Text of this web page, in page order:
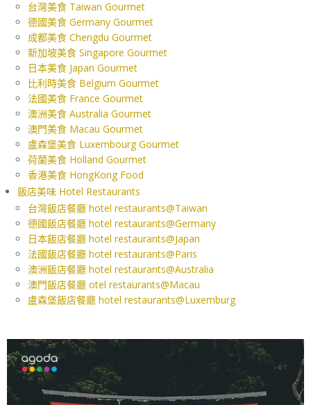
台灣美食 Taiwan Gourmet
德國美食 Germany Gourmet
成都美食 Chengdu Gourmet
新加坡美食 Singapore Gourmet
日本美食 Japan Gourmet
比利時美食 Belgium Gourmet
法國美食 France Gourmet
澳洲美食 Australia Gourmet
澳門美食 Macau Gourmet
盧森堡美食 Luxembourg Gourmet
荷蘭美食 Holland Gourmet
香港美食 HongKong Food
飯店美味 Hotel Restaurants
台灣飯店餐廳 hotel restaurants@Taiwan
德國飯店餐廳 hotel restaurants@Germany
日本飯店餐廳 hotel restaurants@Japan
法國飯店餐廳 hotel restaurants@Paris
澳洲飯店餐廳 hotel restaurants@Australia
澳門飯店餐廳 otel restaurants@Macau
盧森堡飯店餐廳 hotel restaurants@Luxemburg